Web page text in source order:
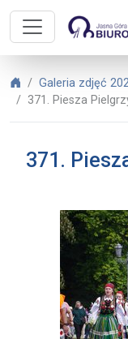
Biuro
Biuro Prasowe
Galeria zdjęć
371. Piesza
371.